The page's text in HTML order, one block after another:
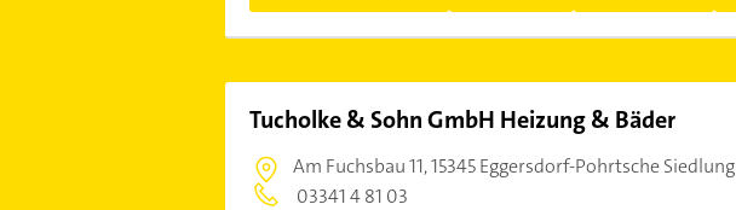
Tucholke & Sohn GmbH Heizung & Bäder
Am Fuchsbau 11,15345 Eggersdorf-Pohrtsche Siedlung
03341 4 81 03